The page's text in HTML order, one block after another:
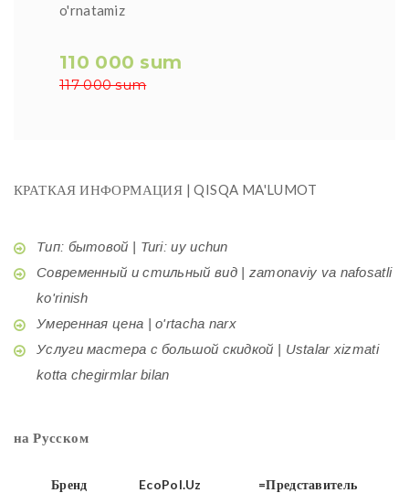
o'rnatamiz
110 000 sum
117 000 sum
КРАТКАЯ ИНФОРМАЦИЯ | QISQA MA'LUMOT
Тип: бытовой | Turi: uy uchun
Современный и стильный вид | zamonaviy va nafosatli
ko'rinish
Умеренная цена | o'rtacha narx
Услуги мастера с большой скидкой | Ustalar xizmati
kotta chegirmlar bilan
на Русском
Бренд EcoPol.Uz =Представитель